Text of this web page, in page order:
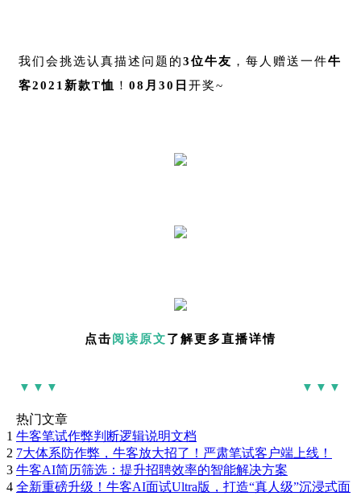
我们会挑选认真描述问题的3位牛友 ，每人赠送一件牛
客2021新款T恤 ！ 08月30日 开奖~
点击阅读原文了解更多直播详情
▼▼▼ ▼▼▼
热门文章
1 牛客笔试作弊判断逻辑说明文档
2 7大体系防作弊，牛客放大招了！严肃笔试客户端上线！
3 牛客AI简历筛选：提升招聘效率的智能解决方案
4 全新重磅升级！牛客AI面试Ultra版，打造“真人级”沉浸式面